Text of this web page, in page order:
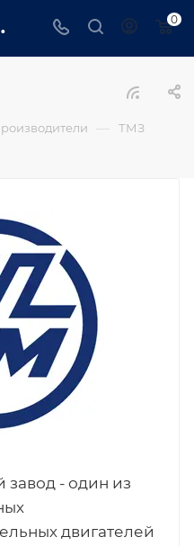
монтаж, обслуживание 0
— ТМЗ
завод - один из
двигателей